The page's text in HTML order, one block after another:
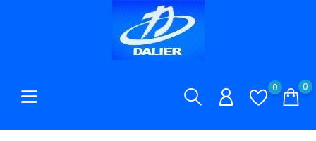
0 0